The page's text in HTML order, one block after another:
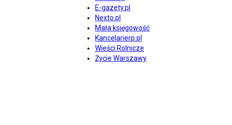
E-gazety.pl
Nexto.pl
Mała księgowość
Kancelarierp.pl
Wieści Rolnicze
Życie Warszawy